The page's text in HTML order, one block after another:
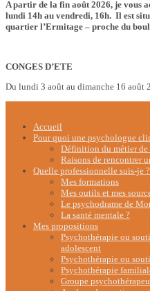
A partir de la fin août 2026, je vous
lundi 14h au vendredi, 16h. Il est
quartier l’Ermitage – proche du
CONGES D’ETE
Du lundi 3 août au dimanche 16 août
Accueil
Pour quoi une psychologue
Définition du métier
Raisons de rencontrer
Quelle professionnelle suis-je ?
Mes formations
Mes outils et mes
Le psychodrame de
La santé mentale ?
Mes propositions
Psychothérapie ou
adolescent
Psychothérapie ou
Psychothérapie
Groupe